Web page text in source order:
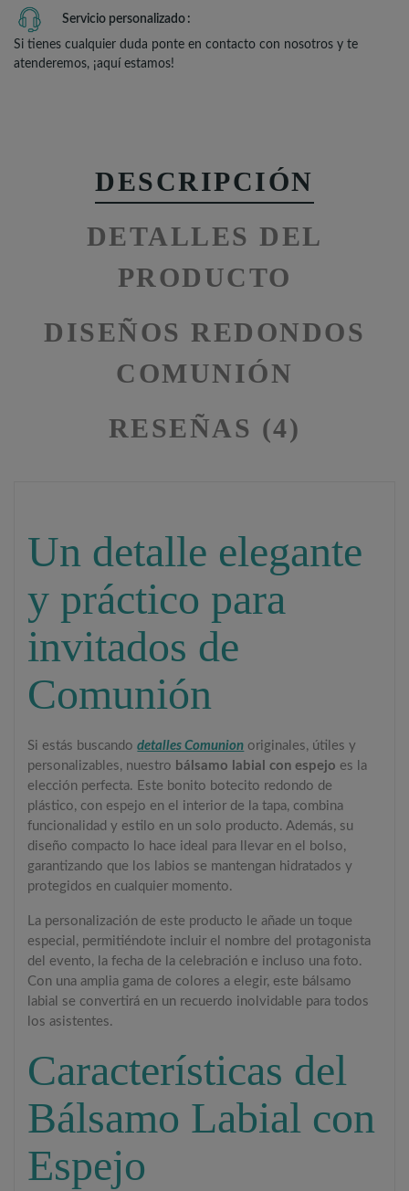
Servicio personalizado
Si tienes cualquier duda ponte en contacto con nosotros y te
atenderemos, ¡aquí estamos!
DESCRIPCIÓN
DETALLES DEL
PRODUCTO
DISEÑOS REDONDOS
COMUNIÓN
RESEÑAS (4)
Un detalle elegante
y práctico para
invitados de
Comunión
Si estás buscandodetalles Comunion originales, útiles y
personalizables, nuestro bálsamo labial con espejo es la
elección perfecta. Este bonito botecito redondo de
plástico, con espejo en el interior de la tapa, combina
funcionalidad y estilo en un solo producto. Además, su
diseño compacto lo hace ideal para llevar en el bolso,
garantizando que los labios se mantengan hidratados y
protegidos en cualquier momento.
La personalización de este producto le añade un toque
especial, permitiéndote incluir el nombre del protagonista
del evento, la fecha de la celebración e incluso una foto.
Con una amplia gama de colores a elegir, este bálsamo
labial se convertirá en un recuerdo inolvidable para todos
los asistentes.
Características del
Bálsamo Labial con
Espejo